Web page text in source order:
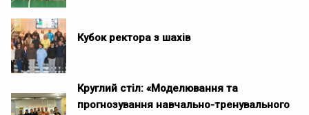
Кубок ректора з шахів
Круглий стіл: «Моделювання та
прогнозування навчально-тренувального